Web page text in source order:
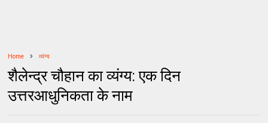
Home व्यंग्य
शैलेन्द्र चौहान का व्यंग्य: एक दिन
उत्तरआधुनिकता के नाम